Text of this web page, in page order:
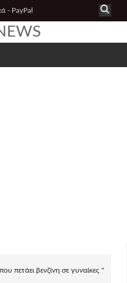
- PayPal
πετάει βενζίνη σε γυναίκες "